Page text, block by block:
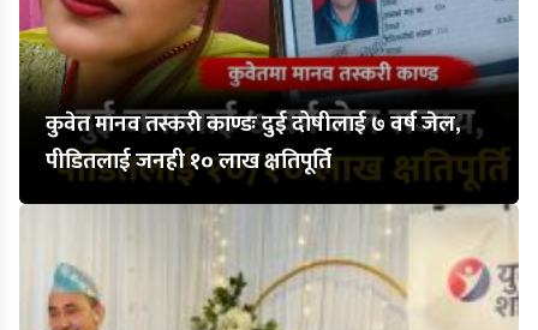
कुवेत मानव तस्करी काण्डः दुई दोषीलाई ७ वर्ष जेल,
पीडितलाई जनही १० लाख क्षतिपूर्ति